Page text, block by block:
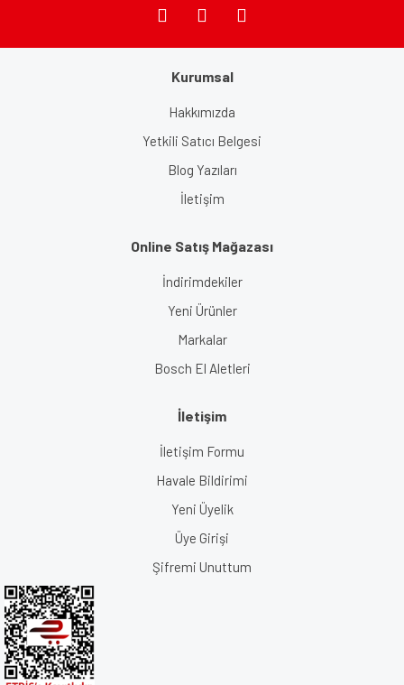
Kurumsal
Hakkımızda
Yetkili Satıcı Belgesi
Blog Yazıları
İletişim
Online Satış Mağazası
İndirimdekiler
Yeni Ürünler
Markalar
Bosch El Aletleri
İletişim
İletişim Formu
Havale Bildirimi
Yeni Üyelik
Üye Girişi
Şifremi Unuttum